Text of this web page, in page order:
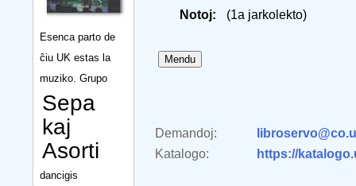
Esenca parto de
ĉiu UK estas la
muziko. Grupo
Sepa
kaj
Asorti
dancigis
Notoj:
(1a jarkolekto)
Demandoj:
Katalogo:
https://